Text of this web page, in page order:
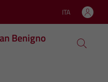
Lingua attiva:
ITA
Benigno